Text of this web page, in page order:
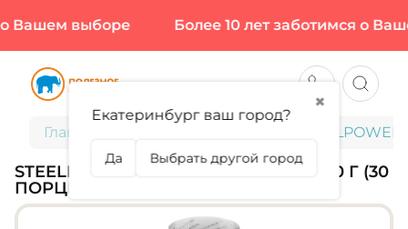
выборе Более 10 лет заботимся о
Главная
STEELPOWER, PROMASS GAINER, 1500 Г (30
ПОРЦИЙ)
✖
Екатеринбург ваш город?
Да Выбрать другой город